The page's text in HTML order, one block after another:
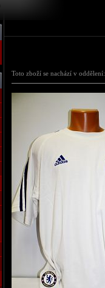
Toto zboží se nachází v oddělení: